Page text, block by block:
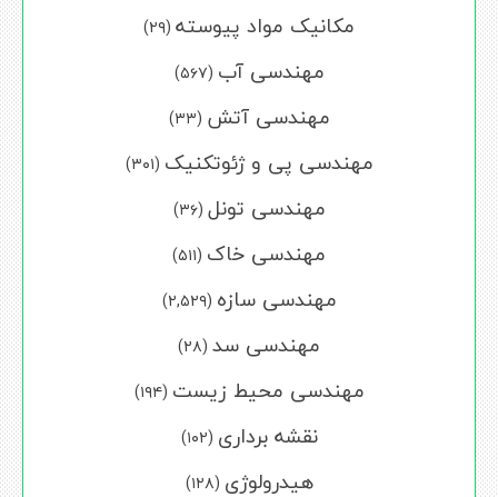
مکانیک مواد پیوسته (۲۹)
مهندسی آب (۵۶۷)
مهندسی آتش (۳۳)
مهندسی پی و ژئوتکنیک (۳۰۱)
مهندسی تونل (۳۶)
مهندسی خاک (۵۱۱)
مهندسی سازه (۲,۵۲۹)
مهندسی سد (۲۸)
مهندسی محیط زیست (۱۹۴)
نقشه برداری (۱۰۲)
هیدرولوژی (۱۲۸)